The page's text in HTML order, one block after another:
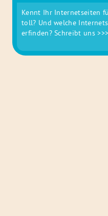
Kennt Ihr Internetseiten
toll? Und welche
erfinden? Schreibt uns